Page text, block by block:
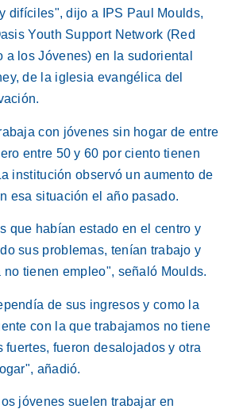
difíciles", dijo a IPS Paul Moulds,
Youth Support Network (Red
a los Jóvenes) en la sudoriental
de la iglesia evangélica del
con jóvenes sin hogar de entre
entre 50 y 60 por ciento tienen
institución observó un aumento de
esa situación el año pasado.
que habían estado en el centro y
sus problemas, tenían trabajo y
tienen empleo", señaló Moulds.
de sus ingresos y como la
con la que trabajamos no tiene
fuertes, fueron desalojados y otra
añadió.
jóvenes suelen trabajar en